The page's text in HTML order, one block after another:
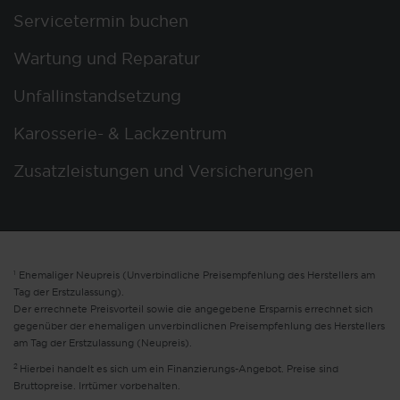
Servicetermin buchen
Wartung und Reparatur
Unfallinstandsetzung
Karosserie- & Lackzentrum
Zusatzleistungen und Versicherungen
1 Ehemaliger Neupreis (Unverbindliche Preisempfehlung des Herstellers am
Tag der Erstzulassung).
Der errechnete Preisvorteil sowie die angegebene Ersparnis errechnet sich
gegenüber der ehemaligen unverbindlichen Preisempfehlung des Herstellers
am Tag der Erstzulassung (Neupreis).
2 Hierbei handelt es sich um ein Finanzierungs-Angebot. Preise sind
Bruttopreise. Irrtümer vorbehalten.